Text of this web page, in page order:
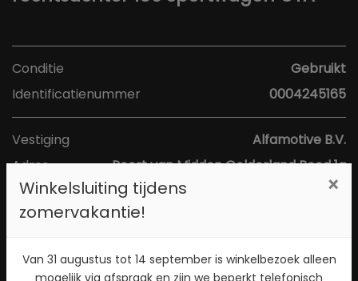
Conditie
Gebruikt
Identificatienummer
0004245165
Vestiging
Alfamotive B.V.
Adres
Poort van Midden Gelderland Rood 1a
Postcode
6666 LS
Plaats
Toon kaart
Winkelsluiting tijdens
zomervakantie!
×
Van 31 augustus tot 14 september is winkelbezoek alleen
mogelijk via afspraak en zijn we beperkt telefonisch